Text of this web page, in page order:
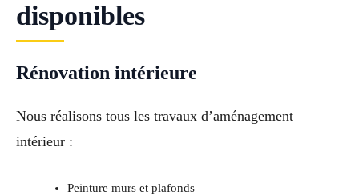
disponibles
Rénovation intérieure
Nous réalisons tous les travaux d’aménagement
intérieur :
Peinture murs et plafonds